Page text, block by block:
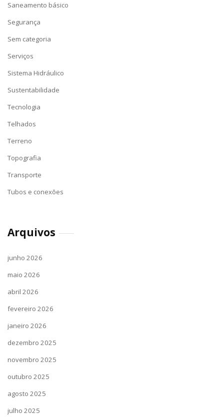
Saneamento básico
Segurança
Sem categoria
Serviços
Sistema Hidráulico
Sustentabilidade
Tecnologia
Telhados
Terreno
Topografia
Transporte
Tubos e conexões
Arquivos
junho 2026
maio 2026
abril 2026
fevereiro 2026
janeiro 2026
dezembro 2025
novembro 2025
outubro 2025
agosto 2025
julho 2025